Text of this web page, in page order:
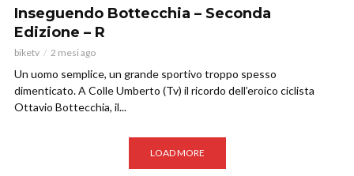
Inseguendo Bottecchia – Seconda
Edizione – R
biketv 2 mesi ago
Un uomo semplice, un grande sportivo troppo spesso
dimenticato. A Colle Umberto (Tv) il ricordo dell’eroico ciclista
Ottavio Bottecchia, il...
LOAD MORE